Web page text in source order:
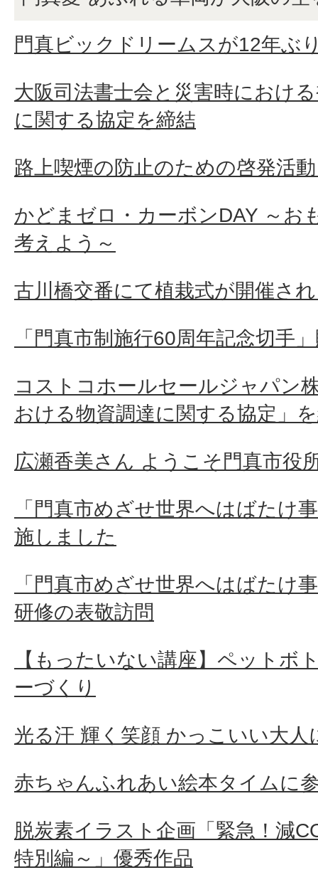
門真ビックドリームスが12年ぶ
大阪司法書士会と災害時におけ
に関する協定を締結
路上喫煙の防止のための啓発活
かどまゼロ・カーボンDAY ～お
考えよう～
古川橋交番にて植栽式が開催さ
「門真市制施行60周年記念切手
コストコホールセールジャパン
おける物資調達に関する協定」
広瀬香美さん ようこそ門真市役
「門真市めざせ世界へはばたけ
施しました
「門真市めざせ世界へはばたけ
研修の表敬訪問
【もったいない講座】ペットボ
ーづくり
光る汗 輝く笑顔 かっこいい大人
赤ちゃんふれあい絵本タイムに
脱炭素イラスト企画「緊急！減
特別編～」優秀作品